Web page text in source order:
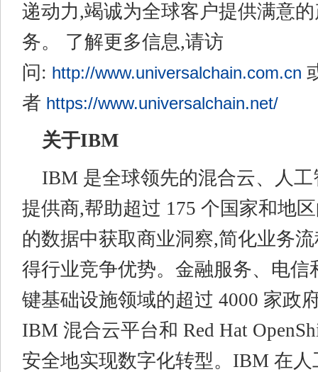
递动力,竭诚为全球客户提供满意
务。 了解更多信息,请访
问: http://www.universalchain.com.cn
者 https://www.universalchain.net/
关于IBM
IBM 是全球领先的混合云、人
提供商,帮助超过 175 个国家和地
的数据中获取商业洞察,简化业务
得行业竞争优势。金融服务、电信
键基础设施领域的超过 4000 家政
IBM 混合云平台和 Red Hat
安全地实现数字化转型。IBM 在